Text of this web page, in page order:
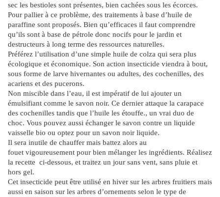
sec les bestioles sont présentes, bien cachées sous les écorces.
Pour pallier à ce problème, des traitements à base d’huile de
paraffine sont proposés. Bien qu’efficaces il faut comprendre
qu’ils sont à base de pétrole donc nocifs pour le jardin et
destructeurs à long terme des ressources naturelles.
Préférez l’utilisation d’une simple huile de colza qui sera plus
écologique et économique. Son action insecticide viendra à bout,
sous forme de larve hivernantes ou adultes, des cochenilles, des
acariens et des pucerons.
Non miscible dans l’eau, il est impératif de lui ajouter un
émulsifiant comme le savon noir. Ce dernier attaque la carapace
des cochenilles tandis que l’huile les étouffe., un vrai duo de
choc. Vous pouvez aussi échanger le savon contre un liquide
vaisselle bio ou optez pour un savon noir liquide.
Il sera inutile de chauffer mais battez alors au
fouet vigoureusement pour bien mélanger les ingrédients. Réalisez
la recette ci-dessous, et traitez un jour sans vent, sans pluie et
hors gel.
Cet insecticide peut être utilisé en hiver sur les arbres fruitiers mais
aussi en saison sur les arbres d’ornements selon le type de